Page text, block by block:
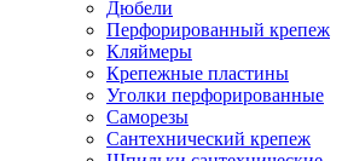
Дюбели
Перфорированный крепеж
Кляймеры
Крепежные пластины
Уголки перфорированные
Саморезы
Сантехнический крепеж